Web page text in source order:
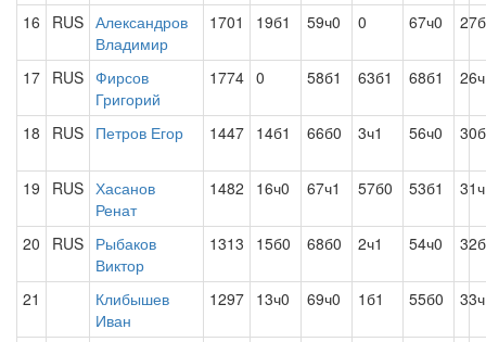
16 RUS Александров
Владимир
1701 19б1 59ч0 0 67ч0
17 RUS Фирсов
Григорий
1774 0 58б1 63б1 68б1
18 RUS Петров Егор 1447 14б1 66б0 3ч1 56ч0
19 RUS Хасанов
Ренат
1482 16ч0 67ч1 57б0 53б1
20 RUS Рыбаков
Виктор
1313 15б0 68б0 2ч1 54ч0
21
Клибышев
Иван
1297 13ч0 69ч0 1б1 55б0